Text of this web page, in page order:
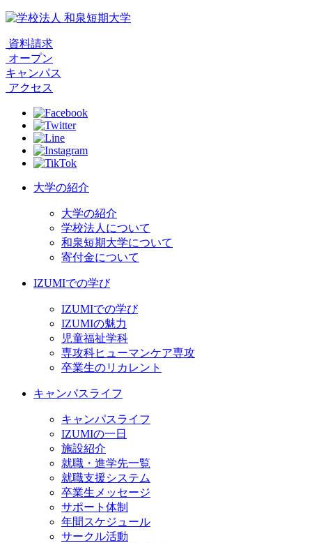
資料請求
オープン
キャンパス
アクセス
大学の紹介
大学の紹介
学校法人について
和泉短期大学について
寄付金について
IZUMIでの学び
IZUMIでの学び
IZUMIの魅力
児童福祉学科
専攻科ヒューマンケア専攻
卒業生のリカレント
キャンパスライフ
キャンパスライフ
IZUMIの一日
施設紹介
就職・進学先一覧
就職支援システム
卒業生メッセージ
サポート体制
年間スケジュール
サークル活動